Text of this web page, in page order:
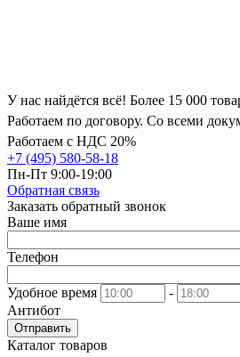
У нас найдётся всё! Более 15 000
Работаем по договору. Со всеми
Работаем с НДС 20%
+7 (495) 580-58-18
Пн-Пт 9:00-19:00
Обратная связь
Заказать обратный звонок
Ваше имя
Телефон
Удобное время
-
Антибот
Отправить
Каталог товаров